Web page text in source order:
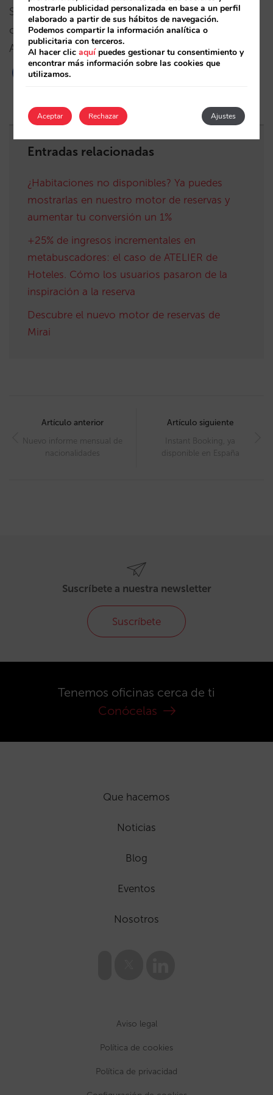
Si estás interesado en mostrar el aviso para otra
cifra de habitaciones distinta, contacta con tu
Account Manager para modificar la configuración.
Entradas relacionadas
¿Habitaciones no disponibles? Ya puedes
mostrarlas en nuestro motor de reservas y
aumentar tu conversión un 1%
+25% de ingresos incrementales en
metabuscadores: el caso de ATELIER de
Hoteles. Cómo los usuarios pasaron de la
inspiración a la reserva
Descubre el nuevo motor de reservas de
Mirai
navigation
Artículo anterior
Nuevo informe mensual de
nacionalidades
Artículo siguiente
Instant Booking, ya
disponible en España
Suscríbete a nuestra newsletter
Suscríbete
Tenemos oficinas cerca de ti
Conócelas
Que hacemos
Noticias
Blog
Eventos
Nosotros
Aviso legal
Política de cookies
Política de privacidad
mostrarle publicidad personalizada en base a un perfil
elaborado a partir de sus hábitos de navegación.
Podemos compartir la información analítica o
publicitaria con terceros.
Al hacer clicaquípuedes gestionar tu consentimiento y
encontrar más información sobre las cookies que
utilizamos.
Aceptar Ajustes
Rechazar